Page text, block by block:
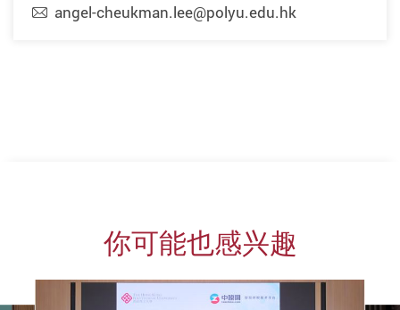
angel-cheukman.lee@polyu.edu.hk
你可能也感兴趣